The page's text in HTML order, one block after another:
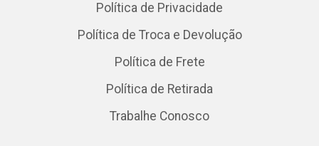
Política de Privacidade
Política de Troca e Devolução
Política de Frete
Política de Retirada
Trabalhe Conosco